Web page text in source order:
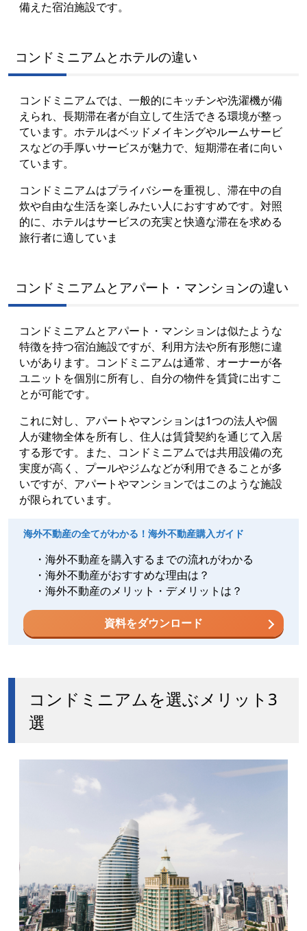
備えた宿泊施設です。
コンドミニアムとホテルの違い
コンドミニアムでは、一般的にキッチンや洗濯機が備
えられ、長期滞在者が自立して生活できる環境が整っ
ています。ホテルはベッドメイキングやルームサービ
スなどの手厚いサービスが魅力で、短期滞在者に向い
ています。
コンドミニアムはプライバシーを重視し、滞在中の自
炊や自由な生活を楽しみたい人におすすめです。対照
的に、ホテルはサービスの充実と快適な滞在を求める
旅行者に適していま
コンドミニアムとアパート・マンションの違い
コンドミニアムとアパート・マンションは似たような
特徴を持つ宿泊施設ですが、利用方法や所有形態に違
いがあります。コンドミニアムは通常、オーナーが各
ユニットを個別に所有し、自分の物件を賃貸に出すこ
とが可能です。
これに対し、アパートやマンションは1つの法人や個
人が建物全体を所有し、住人は賃貸契約を通じて入居
する形です。また、コンドミニアムでは共用設備の充
実度が高く、プールやジムなどが利用できることが多
いですが、アパートやマンションではこのような施設
が限られています。
海外不動産の全てがわかる！海外不動産購入ガイド
・海外不動産を購入するまでの流れがわかる
・海外不動産がおすすめな理由は？
・海外不動産のメリット・デメリットは？
資料をダウンロード
コンドミニアムを選ぶメリット3
選